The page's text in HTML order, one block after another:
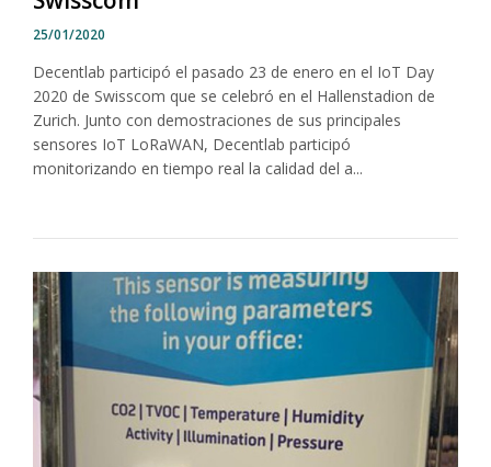
25/01/2020
Decentlab participó el pasado 23 de enero en el IoT Day
2020 de Swisscom que se celebró en el Hallenstadion de
Zurich. Junto con demostraciones de sus principales
sensores IoT LoRaWAN, Decentlab participó
monitorizando en tiempo real la calidad del a...